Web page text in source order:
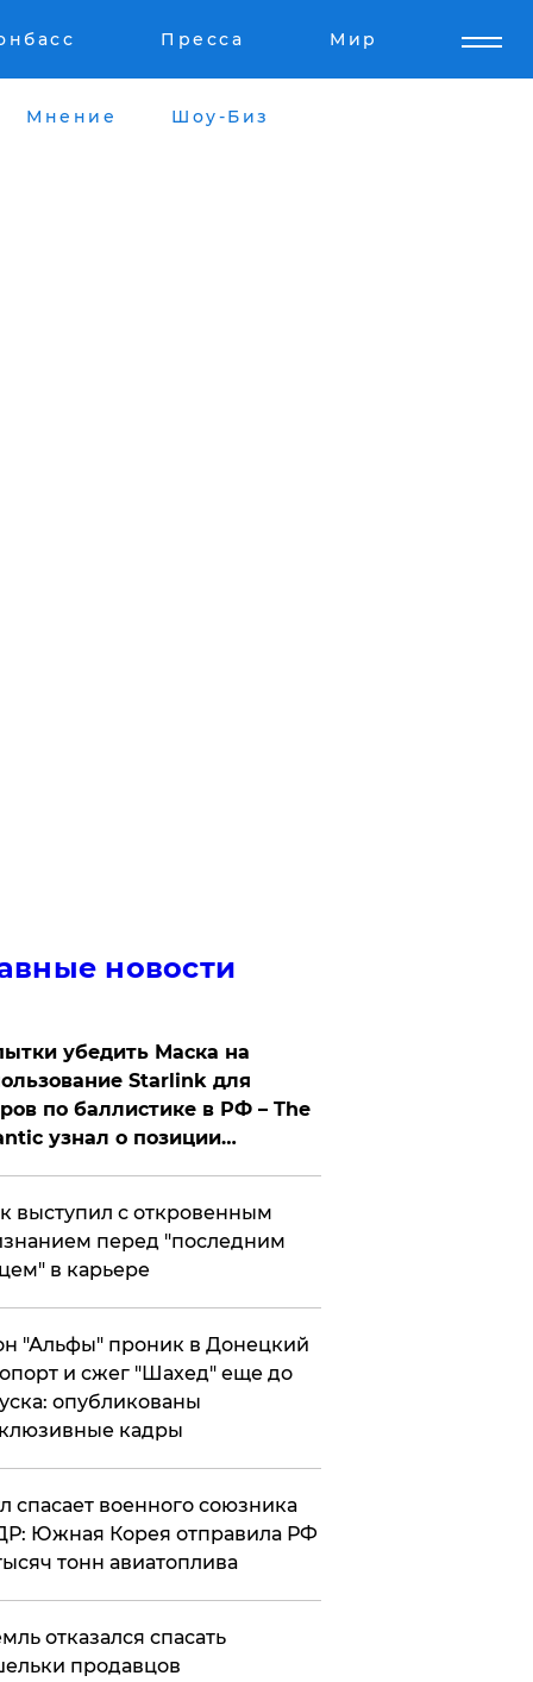
Пресса Мир
Мнение Шоу-Биз
новости
убедить Маска на
Starlink для
по баллистике в РФ – The
узнал о позиции
выступил с откровенным
перед "последним
в карьере
"Альфы" проник в Донецкий
и сжег "Шахед" еще до
опубликованы
кадры
спасает военного союзника
Южная Корея отправила РФ
тонн авиатоплива
отказался спасать
продавцов